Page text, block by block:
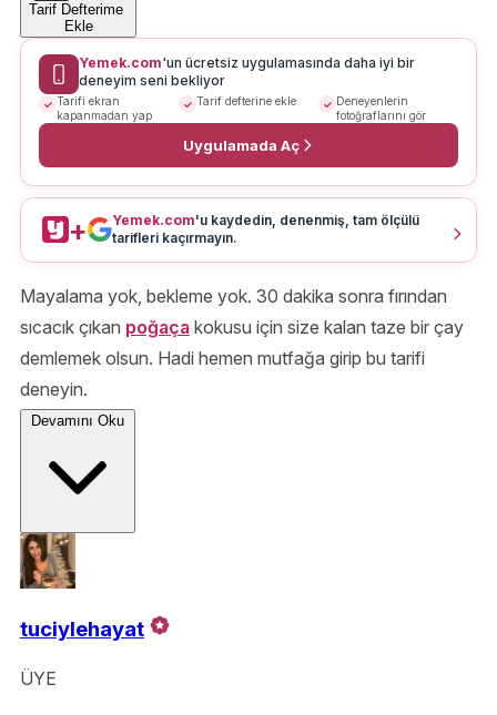
Tarif Defterime
Ekle
Yemek.com'un ücretsiz uygulamasında daha iyi bir
deneyim seni bekliyor
Tarifi ekran
kapanmadan yap
Tarif defterine ekle
Deneyenlerin
fotoğraflarını gör
Uygulamada Aç
+ Yemek.com'u kaydedin, denenmiş, tam ölçülü
tarifleri kaçırmayın.
Mayalama yok, bekleme yok. 30 dakika sonra fırından
sıcacık çıkan poğaça kokusu için size kalan taze bir çay
demlemek olsun. Hadi hemen mutfağa girip bu tarifi
deneyin.
Devamını Oku
tuciylehayat
ÜYE